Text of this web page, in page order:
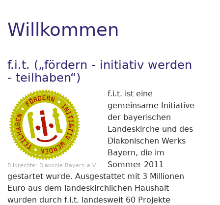
Willkommen
f.i.t. („fördern - initiativ werden
- teilhaben“)
Bildrechte: Diakonie Bayern e.V.
f.i.t. ist eine
gemeinsame Initiative
der bayerischen
Landeskirche und des
Diakonischen Werks
Bayern, die im
Sommer 2011
gestartet wurde. Ausgestattet mit 3 Millionen
Euro aus dem landeskirchlichen Haushalt
wurden durch f.i.t. landesweit 60 Projekte